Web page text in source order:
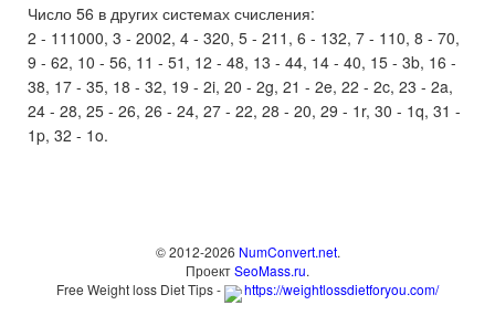
Число 56 в других системах счисления:
2 - 111000, 3 - 2002, 4 - 320, 5 - 211, 6 - 132, 7 - 110, 8 - 70,
9 - 62, 10 - 56, 11 - 51, 12 - 48, 13 - 44, 14 - 40, 15 - 3b, 16 -
38, 17 - 35, 18 - 32, 19 - 2i, 20 - 2g, 21 - 2e, 22 - 2c, 23 - 2a,
24 - 28, 25 - 26, 26 - 24, 27 - 22, 28 - 20, 29 - 1r, 30 - 1q, 31 -
1p, 32 - 1o.
© 2012-2026 NumConvert.net.
ПроектSeoMass.ru.
Free Weight loss Diet Tips -
https://weightlossdietforyou.com/